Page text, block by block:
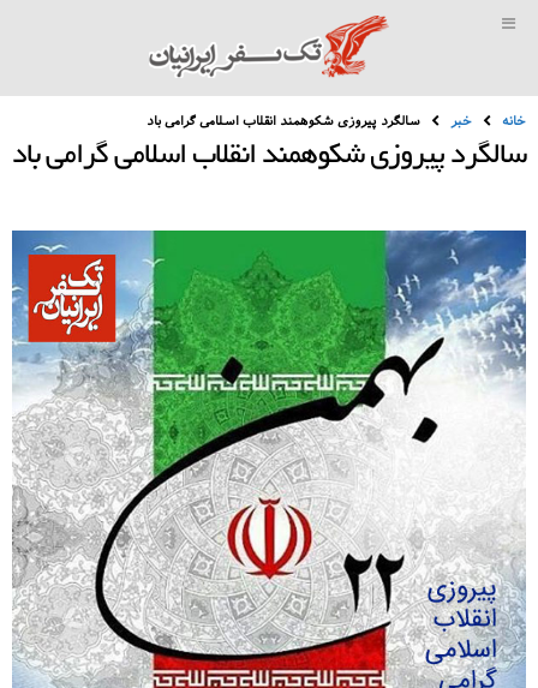
خانه خبر سالگرد پیروزی شکوهمند انقلاب اسلامی گرامی باد
سالگرد پیروزی شکوهمند انقلاب اسلامی گرامی باد